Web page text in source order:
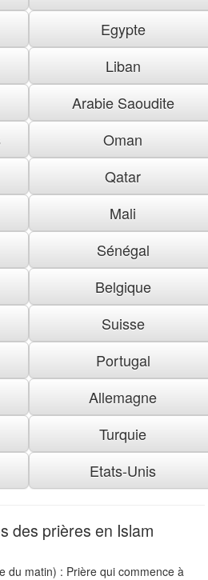
Egypte
Liban
Arabie Saoudite
Oman
Qatar
Mali
Sénégal
Belgique
Suisse
Portugal
Allemagne
Turquie
Etats-Unis
des prières en Islam
du matin) : Prière qui commence à